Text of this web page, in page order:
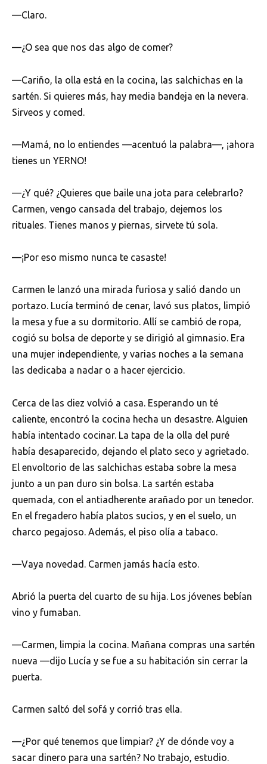
—Claro.
—¿O sea que nos das algo de comer?
—Cariño, la olla está en la cocina, las salchichas en la
sartén. Si quieres más, hay media bandeja en la nevera.
Sirveos y comed.
—Mamá, no lo entiendes —acentuó la palabra—, ¡ahora
tienes un YERNO!
—¿Y qué? ¿Quieres que baile una jota para celebrarlo?
Carmen, vengo cansada del trabajo, dejemos los
rituales. Tienes manos y piernas, sirvete tú sola.
—¡Por eso mismo nunca te casaste!
Carmen le lanzó una mirada furiosa y salió dando un
portazo. Lucía terminó de cenar, lavó sus platos, limpió
la mesa y fue a su dormitorio. Allí se cambió de ropa,
cogió su bolsa de deporte y se dirigió al gimnasio. Era
una mujer independiente, y varias noches a la semana
las dedicaba a nadar o a hacer ejercicio.
Cerca de las diez volvió a casa. Esperando un té
caliente, encontró la cocina hecha un desastre. Alguien
había intentado cocinar. La tapa de la olla del puré
había desaparecido, dejando el plato seco y agrietado.
El envoltorio de las salchichas estaba sobre la mesa
junto a un pan duro sin bolsa. La sartén estaba
quemada, con el antiadherente arañado por un tenedor.
En el fregadero había platos sucios, y en el suelo, un
charco pegajoso. Además, el piso olía a tabaco.
—Vaya novedad. Carmen jamás hacía esto.
Abrió la puerta del cuarto de su hija. Los jóvenes bebían
vino y fumaban.
—Carmen, limpia la cocina. Mañana compras una sartén
nueva —dijo Lucía y se fue a su habitación sin cerrar la
puerta.
Carmen saltó del sofá y corrió tras ella.
—¿Por qué tenemos que limpiar? ¿Y de dónde voy a
sacar dinero para una sartén? No trabajo, estudio.